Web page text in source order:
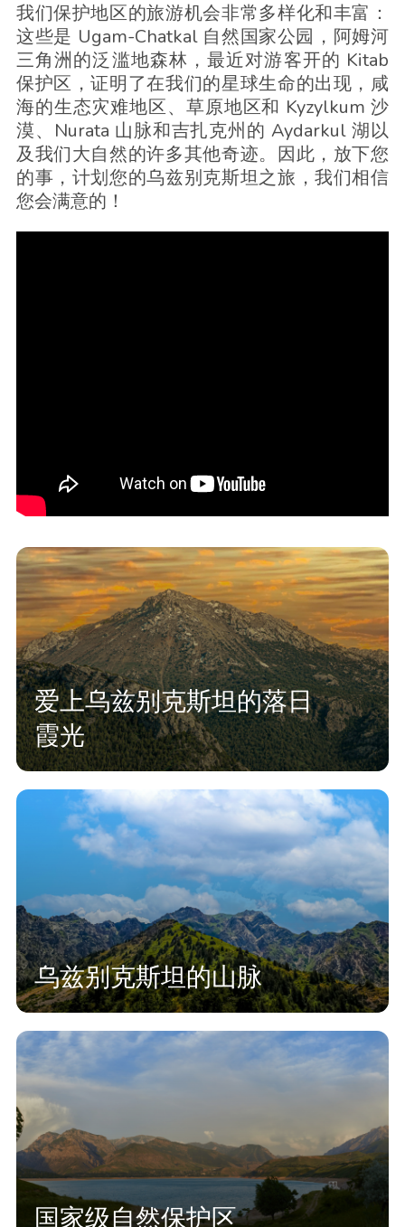
我们保护地区的旅游机会非常多样化和丰富：
这些是 Ugam-Chatkal 自然国家公园，阿姆河
三角洲的泛滥地森林，最近对游客开的 Kitab
保护区，证明了在我们的星球生命的出现，咸
海的生态灾难地区、草原地区和 Kyzylkum 沙
漠、Nurata 山脉和吉扎克州的 Aydarkul 湖以
及我们大自然的许多其他奇迹。因此，放下您
的事，计划您的乌兹别克斯坦之旅，我们相信
您会满意的！
爱上乌兹别克斯坦的落日
霞光
乌兹别克斯坦的山脉
国家级自然保护区